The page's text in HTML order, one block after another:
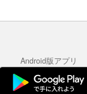
Android版アプリ